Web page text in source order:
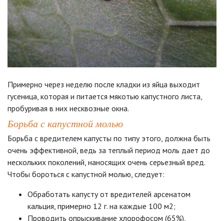
Примерно через неделю после кладки из яйца выходит
гусеница, которая и питается мякотью капустного листа,
пробуривая в них несквозные окна.
Борьба с капустной молью
Борьба с вредителем капусты по типу этого, должна быть
очень эффективной, ведь за теплый период моль дает до
нескольких поколений, наносящих очень серьезный вред.
Чтобы бороться с капустной молью, следует:
Обработать капусту от вредителей арсенатом
кальция, примерно 12 г. на каждые 100 м2;
Проводить опрыскивание хлорофосом (65%),